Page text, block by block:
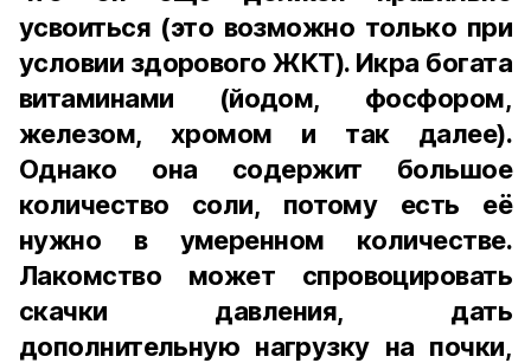
усвоиться (это возможно только при
условии здорового ЖКТ). Икра богата
витаминами (йодом, фосфором,
железом, хромом и так далее).
Однако она содержит большое
количество соли, потому есть её
нужно в умеренном количестве.
Лакомство может спровоцировать
скачки давления, дать
дополнительную нагрузку на почки,